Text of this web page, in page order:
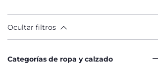
Ocultar filtros
Categorías de ropa y calzado